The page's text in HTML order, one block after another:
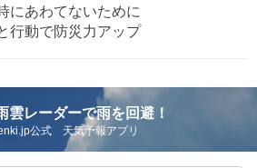
にあわてないために
行動で防災力アップ
雲レーダーで雨を回避！
公式 天気予報アプリ